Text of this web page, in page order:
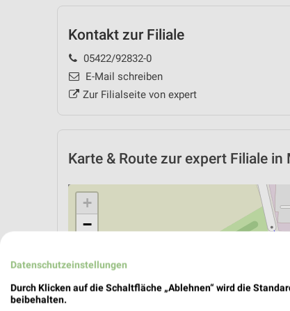
Kontakt zur Filiale
05422/92832-0
E-Mail schreiben
Zur Filialseite von expert
Karte & Route zur expert Filiale in
+
−
Datenschutzeinstellungen
Durch Klicken auf die Schaltfläche „Ablehnen“ wird die
beibehalten.